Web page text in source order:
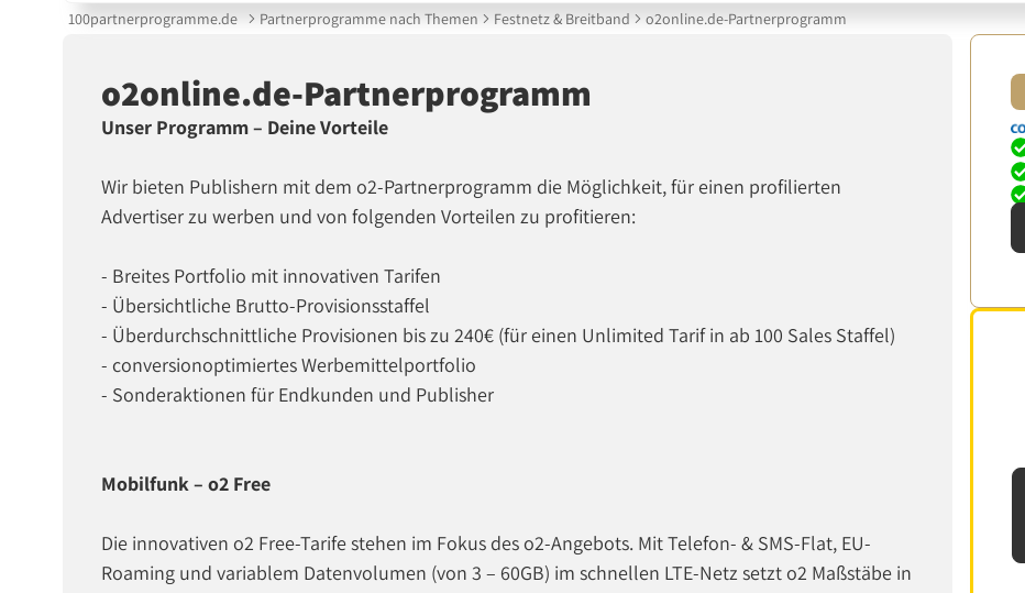
100partnerprogramme.de Partnerprogramme nach Themen Festnetz & Breitband o2online.de-Partnerprogramm
o2online.de-Partnerprogramm
Unser Programm – Deine Vorteile
Wir bieten Publishern mit dem o2-Partnerprogramm die Möglichkeit, für einen profilierten
Advertiser zu werben und von folgenden Vorteilen zu profitieren:
- Breites Portfolio mit innovativen Tarifen
- Übersichtliche Brutto-Provisionsstaffel
- Überdurchschnittliche Provisionen bis zu 240€ (für einen Unlimited Tarif in ab 100 Sales Staffel)
- conversionoptimiertes Werbemittelportfolio
- Sonderaktionen für Endkunden und Publisher
Mobilfunk – o2 Free
Die innovativen o2 Free-Tarife stehen im Fokus des o2-Angebots. Mit Telefon- & SMS-Flat, EU-
Roaming und variablem Datenvolumen (von 3 – 60GB) im schnellen LTE-Netz setzt o2 Maßstäbe in